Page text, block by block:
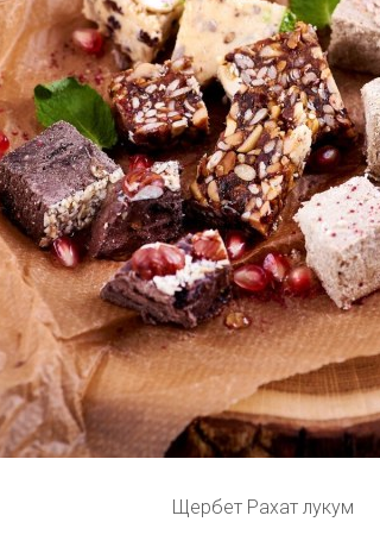
Щербет Рахат лукум